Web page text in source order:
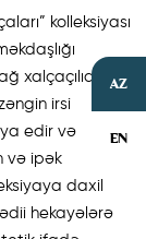
AZ
EN
kolleksiyası
xalçaçılıq
irsi
edir və
və ipək
daxil
hekayələrə